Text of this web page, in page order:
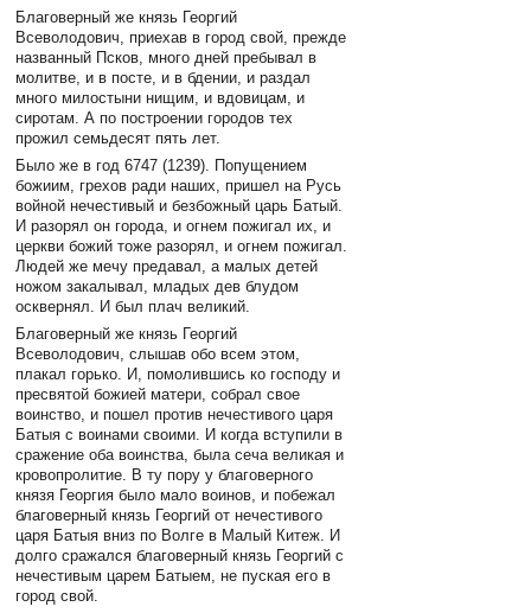
Благоверный же князь Георгий
Всеволодович, приехав в город свой, прежде
названный Псков, много дней пребывал в
молитве, и в посте, и в бдении, и раздал
много милостыни нищим, и вдовицам, и
сиротам. А по построении городов тех
прожил семьдесят пять лет.
Было же в год 6747 (1239). Попущением
божиим, грехов ради наших, пришел на Русь
войной нечестивый и безбожный царь Батый.
И разорял он города, и огнем пожигал их, и
церкви божий тоже разорял, и огнем пожигал.
Людей же мечу предавал, а малых детей
ножом закалывал, младых дев блудом
осквернял. И был плач великий.
Благоверный же князь Георгий
Всеволодович, слышав обо всем этом,
плакал горько. И, помолившись ко господу и
пресвятой божией матери, собрал свое
воинство, и пошел против нечестивого царя
Батыя с воинами своими. И когда вступили в
сражение оба воинства, была сеча великая и
кровопролитие. В ту пору у благоверного
князя Георгия было мало воинов, и побежал
благоверный князь Георгий от нечестивого
царя Батыя вниз по Волге в Малый Китеж. И
долго сражался благоверный князь Георгий с
нечестивым царем Батыем, не пуская его в
город свой.